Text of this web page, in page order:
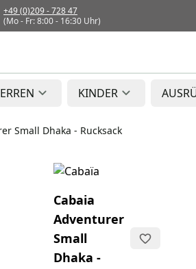
+49 (0)209 - 728 47
(Mo - Fr: 8:00 - 16:30 Uhr)
KINDER
Small Dhaka - Rucksack
Cabaia
Adventurer
Small
Dhaka -